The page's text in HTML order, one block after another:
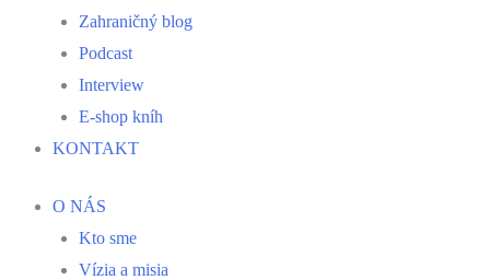
Zahraničný blog
Podcast
Interview
E-shop kníh
KONTAKT
O NÁS
Kto sme
Vízia a misia